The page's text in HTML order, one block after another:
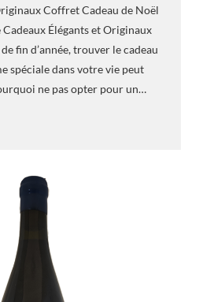
Coffret Cadeau de Noël
Cadeaux Élégants et Originaux
fin d’année, trouver le cadeau
spéciale dans votre vie peut
ne pas opter pour un…